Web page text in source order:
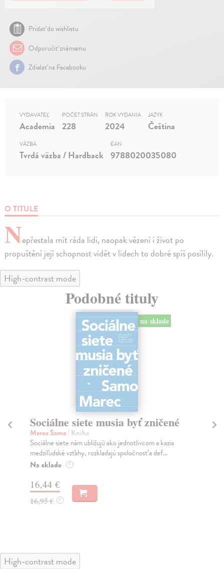
Pridať do wishlistu
Odporučiť známemu
Zdielať na Facebooku
O TITULE
Nepřestala mít ráda lidi, naopak vězení i život po
propuštění její schopnost vidět v lidech to dobré spíš posílily.
VYDAVATEĽ
Academia
POČET STRÁN
228
ROK VYDANIA
2024
JAZYK
Čeština
VÄZBA
Tvrdá väzba / Hardback
EAN
9788020035080
High-contrast mode
Podobné tituly
na sklade
Sociálne siete musia byť zničené
Marec Samo| Kniha
Sociálne siete nám ubližujú ako jednotlivcom a kazia
medziľudské vzťahy, rozkladajú spoločnosť a def...
Na sklade ?
16,44 €
16,95 € ?
High-contrast mode